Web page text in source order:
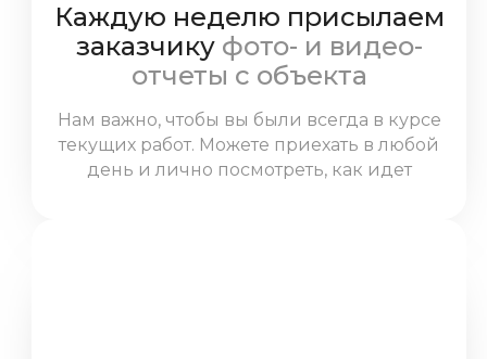
Каждую неделю присылаем
заказчикуфото- и видео-
отчеты с объекта
Нам важно, чтобы вы были всегда в курсе
текущих работ. Можете приехать в любой
день и лично посмотреть, как идет